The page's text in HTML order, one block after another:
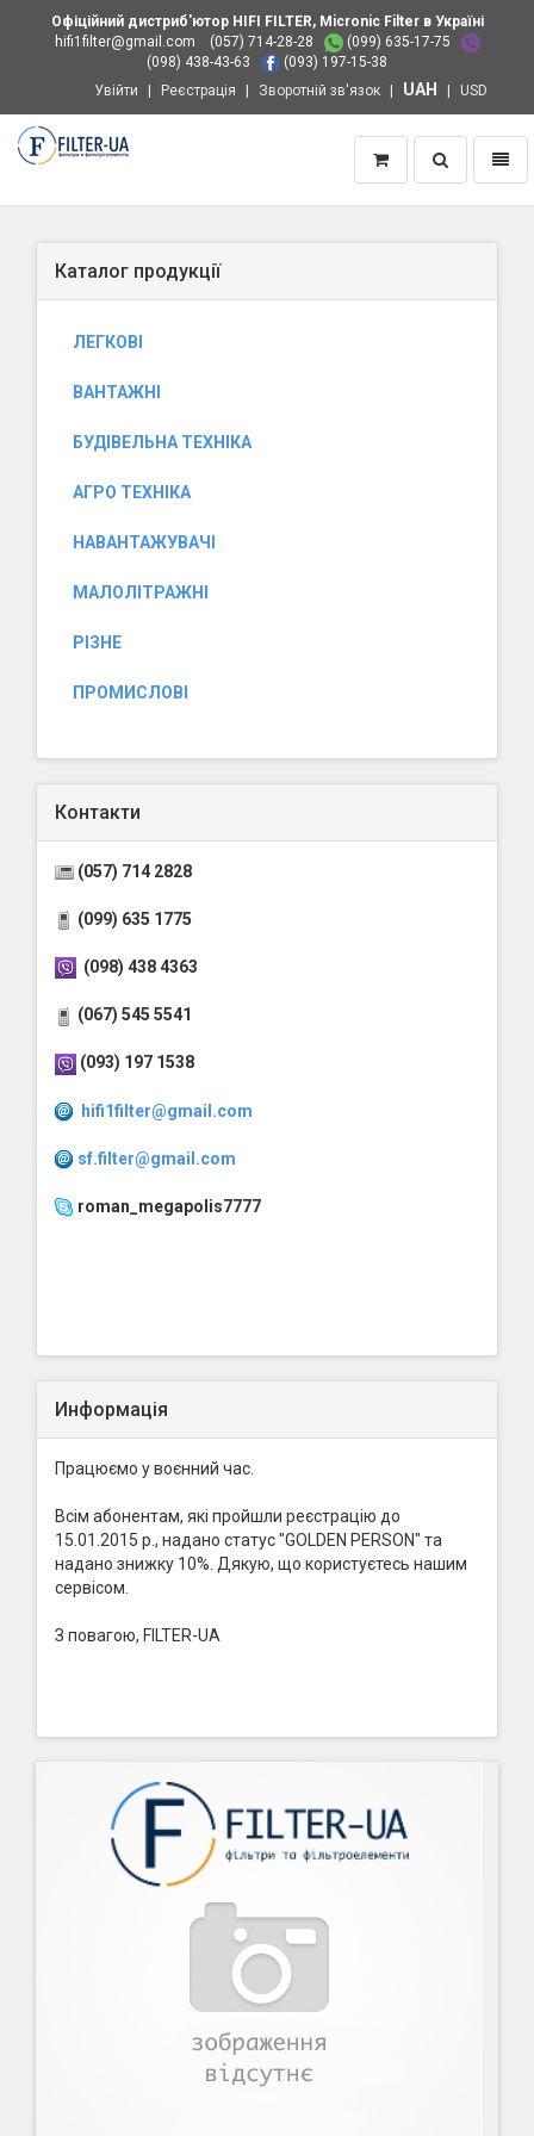
Офіційний дистриб'ютор HIFI FILTER, Micronic Filter в Україні
hifi1filter@gmail.com
(057) 714-28-28
(099) 635-17-75
(098) 438-43-63
(093) 197-15-38
Увійти
Реєстрація Зворотній зв'язок UAH USD
Пошук
Каталог продукції
ЛЕГКОВІ
ВАНТАЖНІ
БУДІВЕЛЬНА ТЕХНІКА
АГРО ТЕХНІКА
НАВАНТАЖУВАЧІ
МАЛОЛІТРАЖНІ
РІЗНЕ
ПРОМИСЛОВІ
Контакти
(057) 714 2828
(099) 635 1775
(098) 438 4363
(067) 545 5541
(093) 197 1538
hifi1filter@gmail.com
sf.filter@gmail.com
roman_megapolis7777
Информація
Працюємо у воєнний час.
Всім абонентам, які пройшли реєстрацію до
15.01.2015 р., надано статус "GOLDEN PERSON" та
надано знижку 10%. Дякую, що користуєтесь нашим
сервісом.
З повагою, FILTER-UA